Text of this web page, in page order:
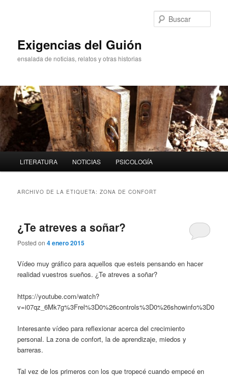
Exigencias del Guión
ensalada de noticias, relatos y otras historias
principal
LITERATURA NOTICIAS PSICOLOGÍA
ARCHIVO DE LA ETIQUETA:ZONA DE CONFORT
¿Te atreves a soñar?
Posted on4 enero 2015
Vídeo muy gráfico para aquellos que esteis pensando en hacer
realidad vuestros sueños. ¿Te atreves a soñar?
https://youtube.com/watch?
v=i07qz_6Mk7g%3Frel%3D0%26controls%3D0%26showinfo%3D0
Interesante vídeo para reflexionar acerca del crecimiento
personal. La zona de confort, la de aprendizaje, miedos y
barreras.
Tal vez de los primeros con los que tropecé cuando empecé en